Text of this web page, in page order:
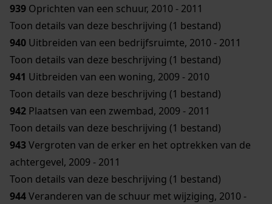
939 Oprichten van een schuur, 2010 - 2011
Toon details van deze beschrijving (1 bestand)
940 Uitbreiden van een bedrijfsruimte, 2010 - 2011
Toon details van deze beschrijving (1 bestand)
941 Uitbreiden van een woning, 2009 - 2010
Toon details van deze beschrijving (1 bestand)
942 Plaatsen van een zwembad, 2009 - 2011
Toon details van deze beschrijving (1 bestand)
943Vergroten van de erker en het optrekken van de
achtergevel, 2009 - 2011
Toon details van deze beschrijving (1 bestand)
944Veranderen van de schuur met wijziging, 2010 -